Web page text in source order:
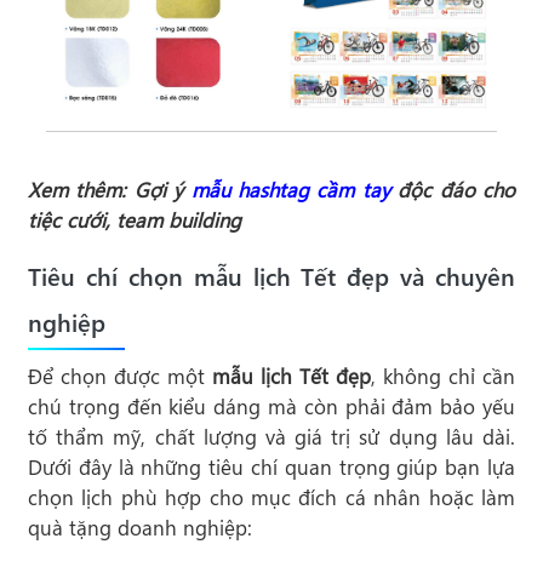
Xem thêm: Gợi ý mẫu hashtag cầm tayđộc đáo cho
tiệc cưới, team building
Tiêu chí chọn mẫu lịch Tết đẹp và chuyên
nghiệp
Để chọn được một mẫu lịch Tết đẹp, không chỉ cần
chú trọng đến kiểu dáng mà còn phải đảm bảo yếu
tố thẩm mỹ, chất lượng và giá trị sử dụng lâu dài.
Dưới đây là những tiêu chí quan trọng giúp bạn lựa
chọn lịch phù hợp cho mục đích cá nhân hoặc làm
quà tặng doanh nghiệp: